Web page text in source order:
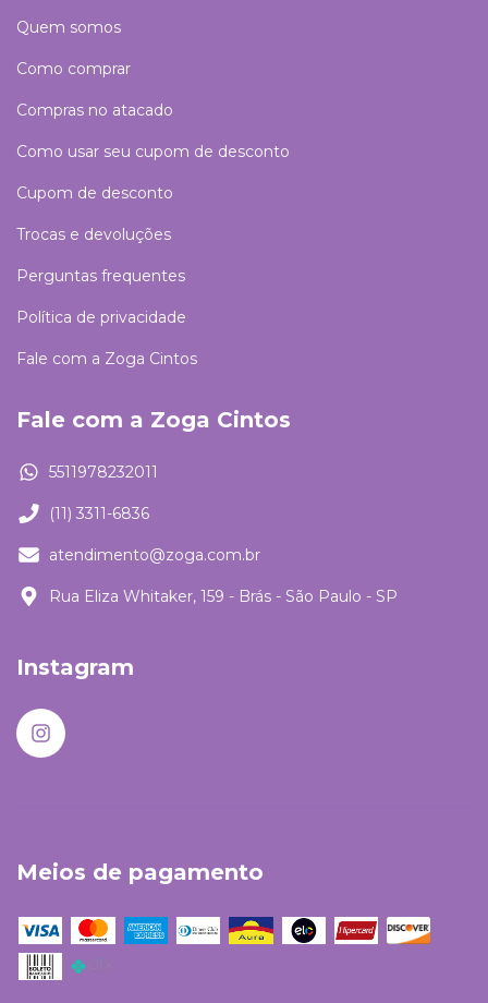
Quem somos
Como comprar
Compras no atacado
Como usar seu cupom de desconto
Cupom de desconto
Trocas e devoluções
Perguntas frequentes
Política de privacidade
Fale com a Zoga Cintos
Fale com a Zoga Cintos
5511978232011
(11) 3311-6836
atendimento@zoga.com.br
Rua Eliza Whitaker, 159 - Brás - São Paulo - SP
Instagram
Meios de pagamento